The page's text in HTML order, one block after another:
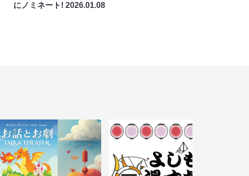
にノミネート! 2026.01.08